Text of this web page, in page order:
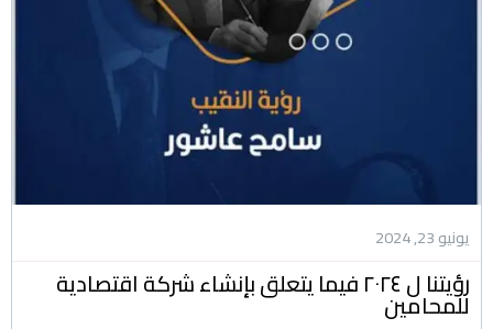
يونيو 23, 2024
رؤيتنا ل ٢٠٢٤ فيما يتعلق بإنشاء شركة اقتصادية
للمحامين